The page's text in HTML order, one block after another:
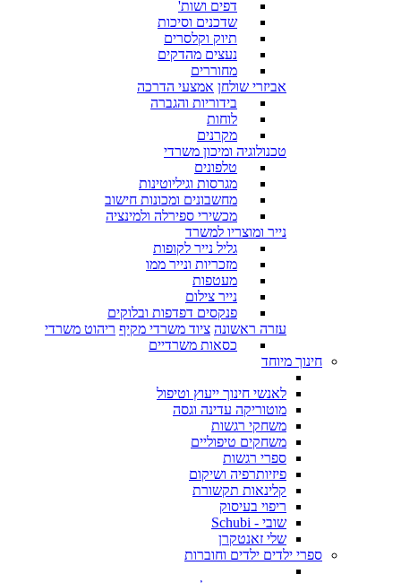
דפים ושות'
שדכנים וסיכות
תיוק וקלסרים
נעצים מהדקים
מחוררים
אביזרי שולחן אמצעי הדרכה
בידוריות והגברה
לוחות
מקרנים
טכנולוגיה ומיכון משרדי
טלפונים
מגרסות וגיליוטינות
מחשבונים ומכונות חישוב
מכשירי ספירלה ולמינציה
נייר ומוצריו למשרד
גליל נייר לקופות
מזכריות ונייר ממו
מעטפות
נייר צילום
פנקסים דפדפות ובלוקים
עזרה ראשונה ציוד משרדי מקיף ריהוט משרדי
כסאות משרדיים
חינוך מיוחד
לאנשי חינוך ייעוץ וטיפול
מוטוריקה עדינה וגסה
משחקי רגשות
משחקים טיפוליים
ספרי רגשות
פיזיותרפיה ושיקום
קלינאות תקשורת
ריפוי בעיסוק
שובי - Schubi
שלי זאנטקרן
ספרי ילדים ילדים וחוברות